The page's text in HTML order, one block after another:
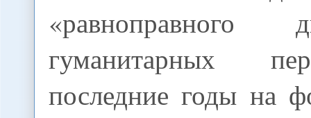
«равноправного
гуманитарных
последние годы на